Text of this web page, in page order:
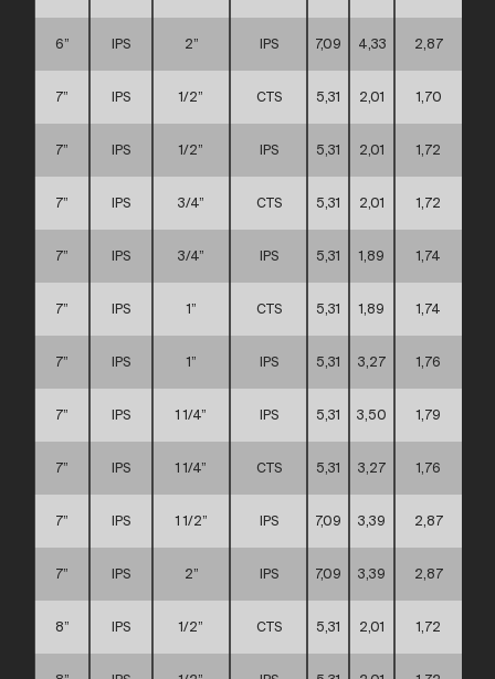
6” IPS 2” IPS 7,09 4,33 2,87
7” IPS 1/2” CTS 5,31 2,01 1,70
7” IPS 1/2” IPS 5,31 2,01 1,72
7” IPS 3/4” CTS 5,31 2,01 1,72
7” IPS 3/4” IPS 5,31 1,89 1,74
7” IPS 1” CTS 5,31 1,89 1,74
7” IPS 1” IPS 5,31 3,27 1,76
7” IPS 1 1/4” IPS 5,31 3,50 1,79
7” IPS 1 1/4” CTS 5,31 3,27 1,76
7” IPS 1 1/2” IPS 7,09 3,39 2,87
7” IPS 2” IPS 7,09 3,39 2,87
8” IPS 1/2” CTS 5,31 2,01 1,72